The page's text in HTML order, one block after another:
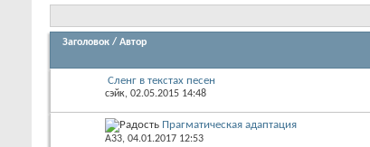
Заголовок / Автор
Сленг в текстах песен
сэйк, 02.05.2015 14:48
Прагматическая адаптация
А33, 04.01.2017 12:53